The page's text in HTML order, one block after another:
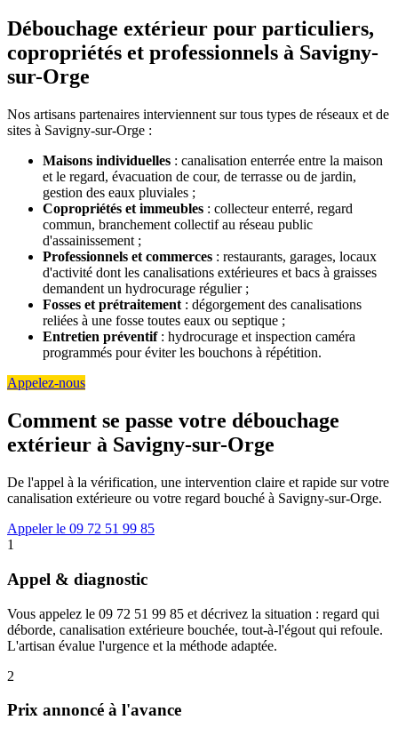
Débouchage extérieur pour particuliers,
copropriétés et professionnels à Savigny-
sur-Orge
Nos artisans partenaires interviennent sur tous types de réseaux et de
sites à Savigny-sur-Orge :
Maisons individuelles : canalisation enterrée entre la maison
et le regard, évacuation de cour, de terrasse ou de jardin,
gestion des eaux pluviales ;
Copropriétés et immeubles : collecteur enterré, regard
commun, branchement collectif au réseau public
d'assainissement ;
Professionnels et commerces : restaurants, garages, locaux
d'activité dont les canalisations extérieures et bacs à graisses
demandent un hydrocurage régulier ;
Fosses et prétraitement : dégorgement des canalisations
reliées à une fosse toutes eaux ou septique ;
Entretien préventif: hydrocurage et inspection caméra
programmés pour éviter les bouchons à répétition.
Appelez-nous
Comment se passe votre débouchage
extérieur à Savigny-sur-Orge
De l'appel à la vérification, une intervention claire et rapide sur votre
canalisation extérieure ou votre regard bouché à Savigny-sur-Orge.
Appeler le 09 72 51 99 85
1
Appel & diagnostic
Vous appelez le 09 72 51 99 85 et décrivez la situation : regard qui
déborde, canalisation extérieure bouchée, tout-à-l'égout qui refoule.
L'artisan évalue l'urgence et la méthode adaptée.
2
Prix annoncé à l'avance